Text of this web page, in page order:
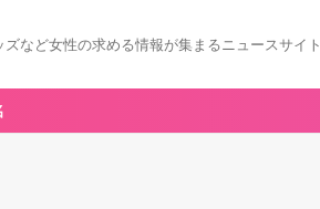
など女性の求める情報が集まるニュースサイト